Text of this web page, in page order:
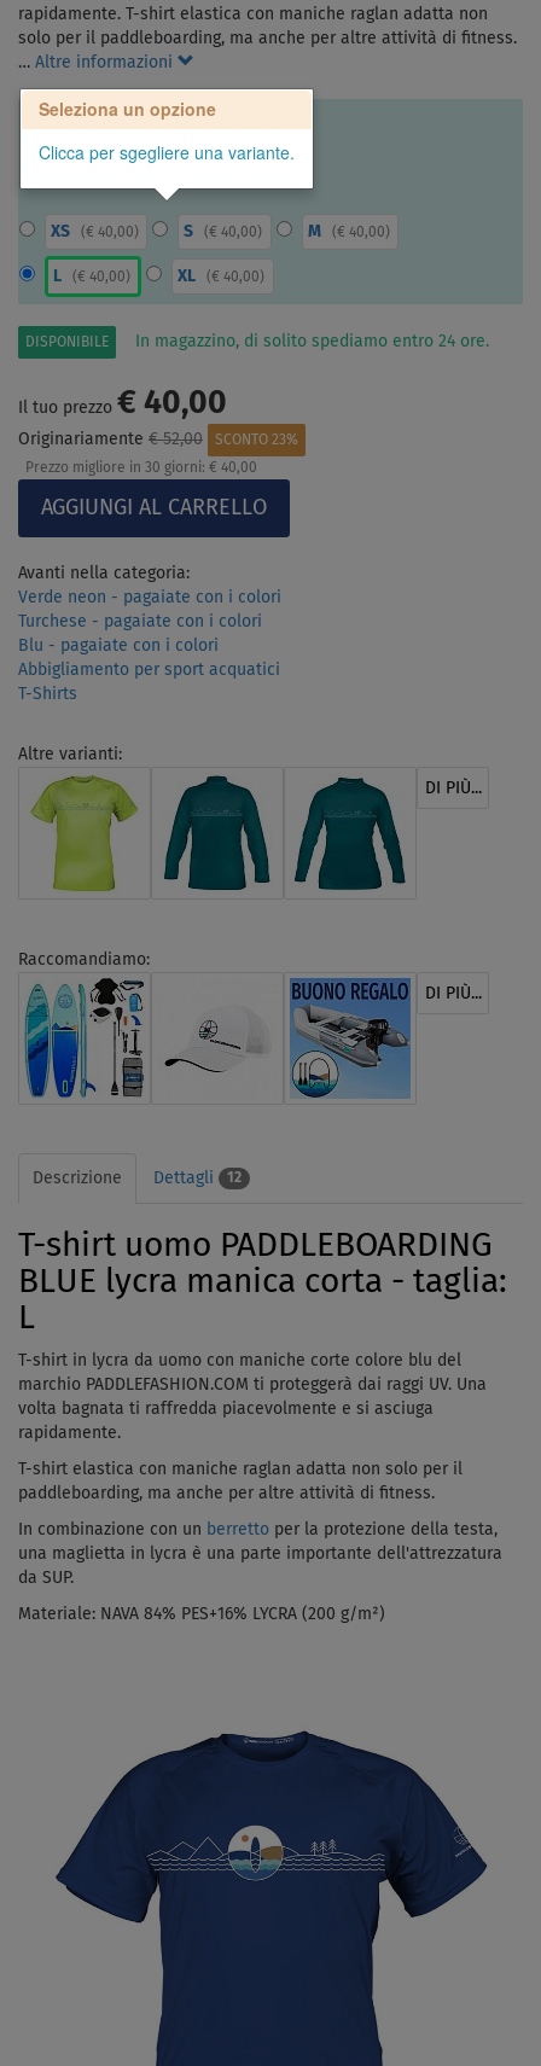
rapidamente. T-shirt elastica con maniche raglan adatta non
solo per il paddleboarding, ma anche per altre attività di fitness.
… Altre informazioni
Seleziona un opzione
Clicca per sgegliere una variante.
XS ( € 40,00) S (€ 40,00) M ( € 40,00)
L ( € 40,00) XL (€ 40,00)
DISPONIBILE In magazzino, di solito spediamo entro 24 ore.
Il tuo prezzo € 40,00
Originariamente € 52,00
SCONTO 23%
Prezzo migliore in 30 giorni: € 40,00
Avanti nella categoria:
Verde neon - pagaiate con i colori
Turchese - pagaiate con i colori
Blu - pagaiate con i colori
Abbigliamento per sport acquatici
T-Shirts
Altre varianti:
DI PIÙ...
Raccomandiamo:
DI PIÙ...
Descrizione Dettagli 12
T-shirt uomo PADDLEBOARDING
BLUE lycra manica corta - taglia:
L
T-shirt in lycra da uomo con maniche corte colore blu del
marchio PADDLEFASHION.COM ti proteggerà dai raggi UV. Una
volta bagnata ti raffredda piacevolmente e si asciuga
rapidamente.
T-shirt elastica con maniche raglan adatta non solo per il
paddleboarding, ma anche per altre attività di fitness.
In combinazione con un berretto per la protezione della testa,
una maglietta in lycra è una parte importante dell'attrezzatura
da SUP.
Materiale: NAVA 84% PES+16% LYCRA (200 g/m²)